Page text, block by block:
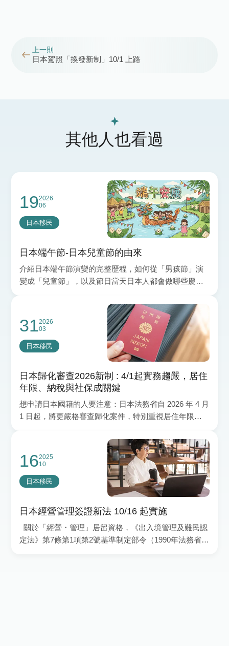
上一則
日本駕照「換發新制」10/1 上路
其他人也看過
192026
06
日本移民
日本端午節-日本兒童節的由來
介紹日本端午節演變的完整歷程，如何從「男孩節」演
變成「兒童節」，以及節日當天日本人都會做哪些慶祝
312026
03
日本移民
日本歸化審查2026新制 : 4/1起實務趨嚴，居住
年限、納稅與社保成關鍵
想申請日本國籍的人要注意：日本法務省自 2026 年 4 月
1 日起，將更嚴格審查歸化案件，特別重視居住年限、
是連續 5 年以上在日本有住所，但實務上，官方已表明
原則會以在留 10 年以上作為重要判斷基準。若您正規劃
日本永住或歸化，建議提早整理居住、報稅與社保紀
錄，以降低未來審查風險。
162025
10
日本移民
日本經營管理簽證新法 10/16 起實施
關於「經營・管理」居留資格，《出入境管理及難民認
定法》第7條第1項第2號基準制定部令（1990年法務省令